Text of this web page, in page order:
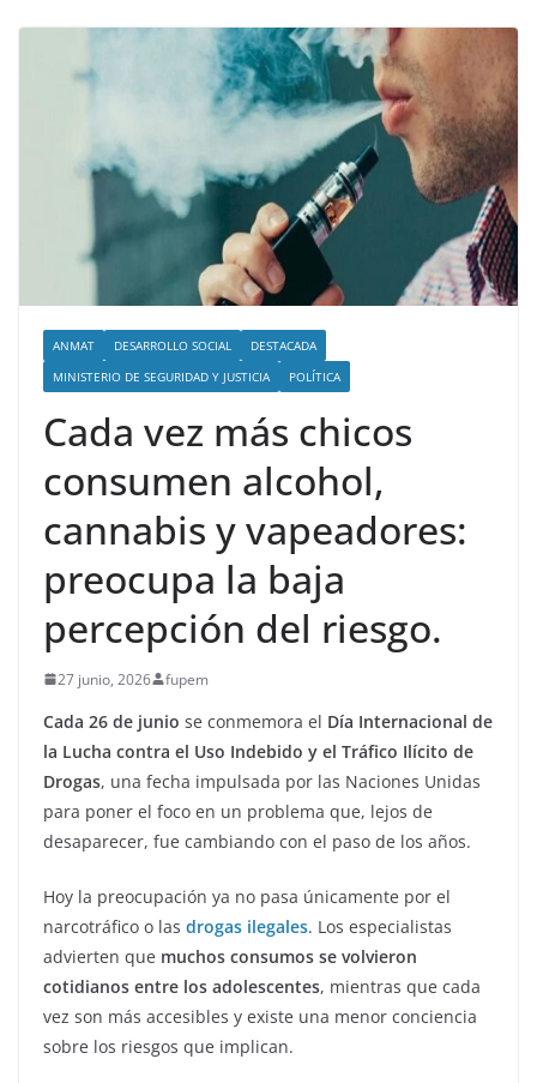
ANMAT DESARROLLO SOCIAL
DESTACADA
MINISTERIO DE SEGURIDAD Y JUSTICIA
POLÍTICA
Cada vez más chicos
consumen alcohol,
cannabis y vapeadores:
preocupa la baja
percepción del riesgo.
27 junio, 2026 fupem
Cada 26 de junio se conmemora el Día Internacional de
la Lucha contra el Uso Indebido y el Tráfico Ilícito de
Drogas, una fecha impulsada por las Naciones Unidas
para poner el foco en un problema que, lejos de
desaparecer, fue cambiando con el paso de los años.
Hoy la preocupación ya no pasa únicamente por el
narcotráfico o las drogas ilegales. Los especialistas
advierten que muchos consumos se volvieron
cotidianos entre los adolescentes, mientras que cada
vez son más accesibles y existe una menor conciencia
sobre los riesgos que implican.